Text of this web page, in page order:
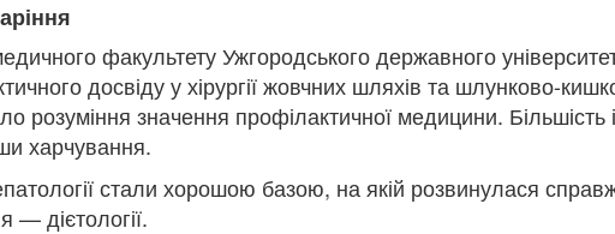
факультету Ужгородського державного
досвіду у хірургії жовчних шляхів та шлунково-
розуміння значення профілактичної медицини.
харчування.
стали хорошою базою, на якій розвинулася
— дієтології.